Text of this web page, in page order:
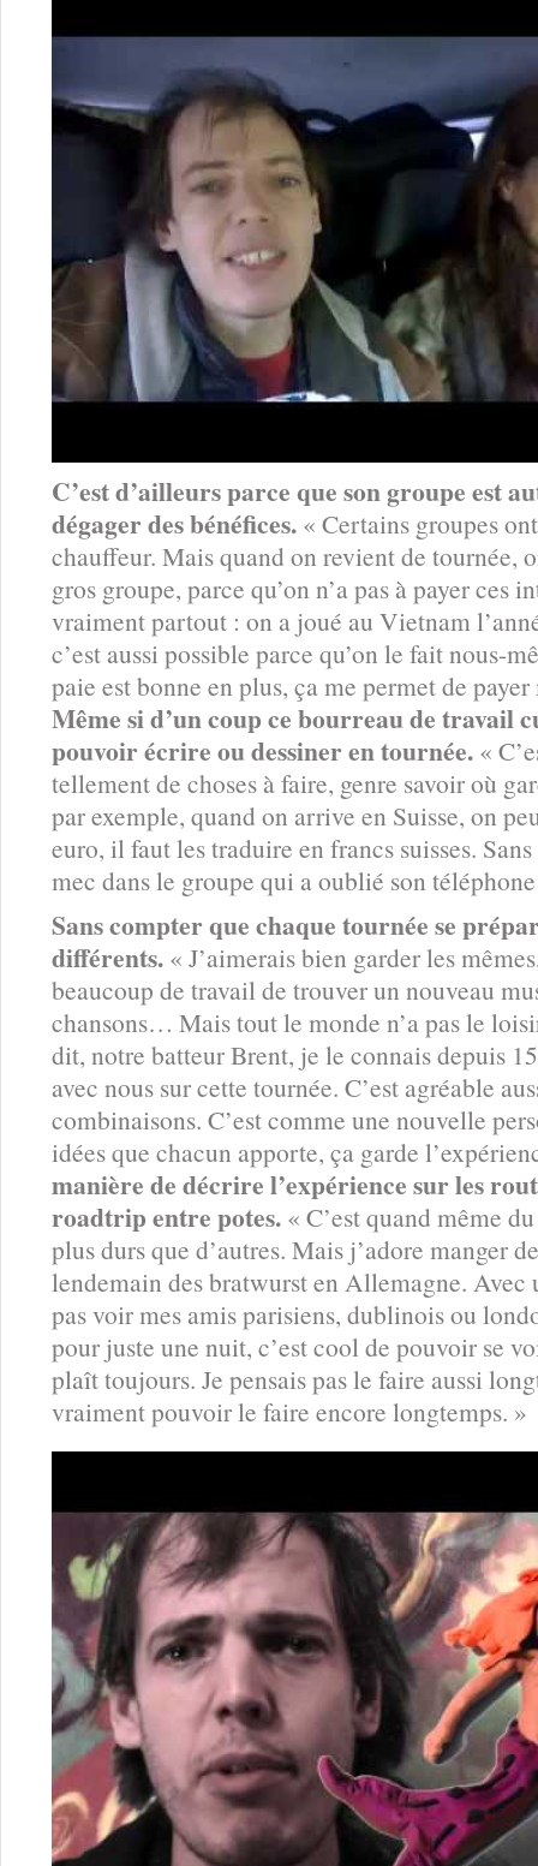
C’est d’ailleurs parce que son groupe est
dégager des bénéfices. « Certains groupes
chauffeur. Mais quand on revient de tournée,
gros groupe, parce qu’on n’a pas à payer ces
vraiment partout : on a joué au Vietnam
c’est aussi possible parce qu’on le fait nous-
paie est bonne en plus, ça me permet de
Même si d’un coup ce bourreau de travail
pouvoir écrire ou dessiner en tournée. «
tellement de choses à faire, genre savoir où
par exemple, quand on arrive en Suisse, on
euro, il faut les traduire en francs suisses.
mec dans le groupe qui a oublié son
Sans compter que chaque tournée se
différents. « J’aimerais bien garder les
beaucoup de travail de trouver un nouveau
chansons… Mais tout le monde n’a pas le
dit, notre batteur Brent, je le connais depuis
avec nous sur cette tournée. C’est agréable
combinaisons. C’est comme une nouvelle
idées que chacun apporte, ça garde
manière de décrire l’expérience sur les
roadtrip entre potes. « C’est quand même
plus durs que d’autres. Mais j’adore manger
lendemain des bratwurst en Allemagne.
pas voir mes amis parisiens, dublinois ou
pour juste une nuit, c’est cool de pouvoir se
plaît toujours. Je pensais pas le faire aussi
vraiment pouvoir le faire encore longtemps. »